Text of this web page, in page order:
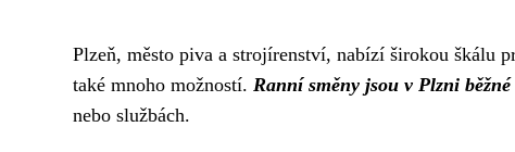
Plzeň, město piva a strojírenství, nabízí širokou škálu
také mnoho možností. Ranní směny jsou v Plzni
nebo službách.